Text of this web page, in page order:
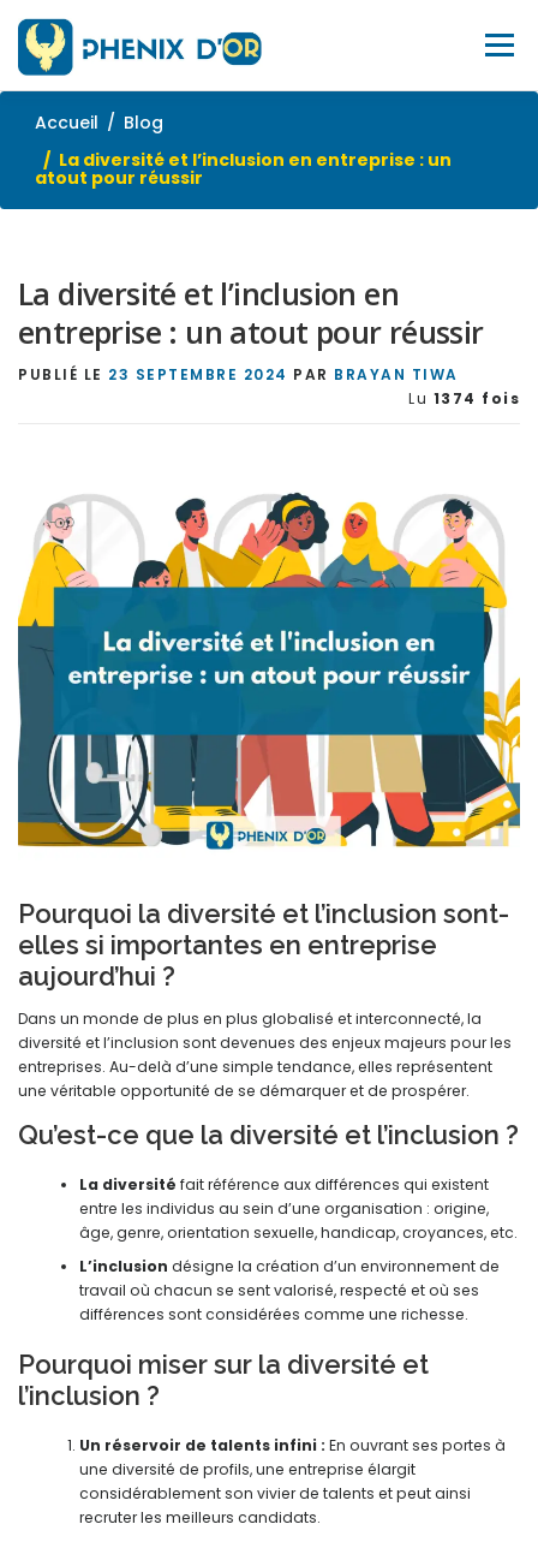
au
contenu
Menu
ACCUEIL SERVICES
Accueil
Blog
La diversité et l’inclusion en entreprise : un
atout pour réussir
La diversité et l’inclusion en
entreprise : un atout pour réussir
PUBLIÉ LE 23 SEPTEMBRE 2024 PAR BRAYAN TIWA
Lu 1374 fois
Pourquoi la diversité et l’inclusion sont-
elles si importantes en entreprise
aujourd’hui ?
Dans un monde de plus en plus globalisé et interconnecté, la
diversité et l’inclusion sont devenues des enjeux majeurs pour les
entreprises. Au-delà d’une simple tendance, elles représentent
une véritable opportunité de se démarquer et de prospérer.
Qu’est-ce que la diversité et l’inclusion ?
La diversité fait référence aux différences qui existent
entre les individus au sein d’une organisation : origine,
âge, genre, orientation sexuelle, handicap, croyances, etc.
L’inclusion désigne la création d’un environnement de
travail où chacun se sent valorisé, respecté et où ses
différences sont considérées comme une richesse.
Pourquoi miser sur la diversité et
l’inclusion ?
Un réservoir de talents infini : En ouvrant ses portes à
une diversité de profils, une entreprise élargit
considérablement son vivier de talents et peut ainsi
recruter les meilleurs candidats.